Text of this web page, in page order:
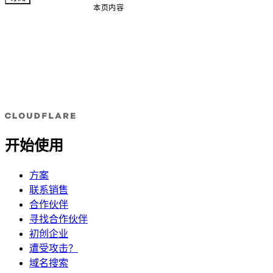
本页内容
开始使用
方案
联系销售
合作伙伴
寻找合作伙伴
初创企业
遭受攻击？
域名搜索